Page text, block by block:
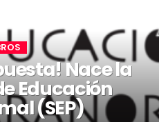
Nace la
Educación
(SEP)